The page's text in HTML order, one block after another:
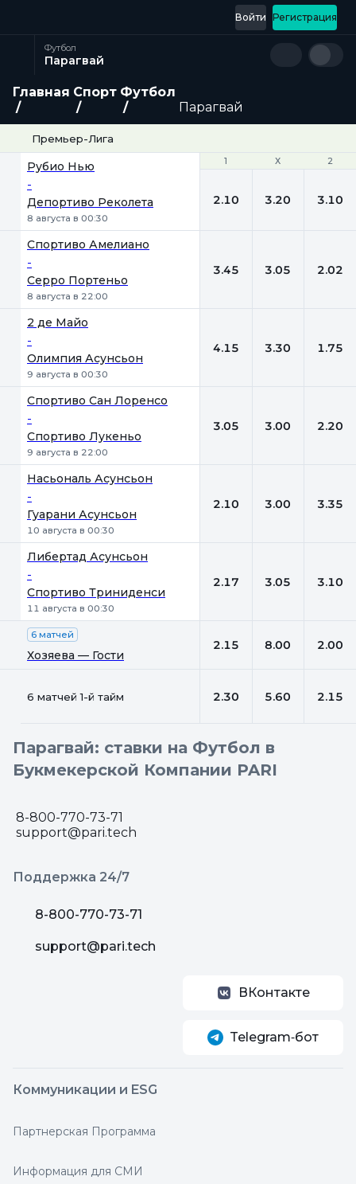
Регистрация
Войти
Футбол
Парагвай
Главная Спорт Футбол
Парагвай
Премьер-Лига
1 Х 2
Рубио Нью
-
Депортиво Реколета
8 августа в 00:30
1 Х 2
2.10 3.20 3.10
Спортиво Амелиано
-
Серро Портеньо
8 августа в 22:00
3.45 3.05 2.02
2 де Майо
-
Олимпия Асунсьон
9 августа в 00:30
4.15 3.30 1.75
Спортиво Сан Лоренсо
-
Спортиво Лукеньо
9 августа в 22:00
3.05 3.00 2.20
Насьональ Асунсьон
-
Гуарани Асунсьон
10 августа в 00:30
2.10 3.00 3.35
Либертад Асунсьон
-
Спортиво Триниденси
11 августа в 00:30
2.17 3.05 3.10
6 матчей
Хозяева — Гости
2.15 8.00 2.00
6 матчей 1-й тайм 2.30 5.60 2.15
Парагвай: ставки на Футбол в
Букмекерской Компании PARI
8-800-770-73-71
support@pari.tech
Поддержка 24/7
8-800-770-73-71
support@pari.tech
ВКонтакте
Telegram‑бот
Коммуникации и ESG
Партнерская Программа
Информация для СМИ